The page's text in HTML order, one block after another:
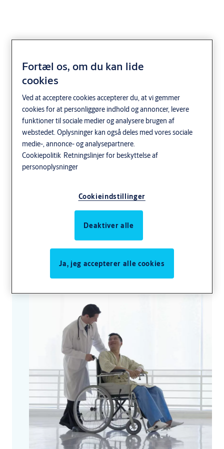
Adgangskontrol og
låsesystemer til
sundhedssektoren
Vi hjælper med at skabe sterile, sikre
sundhedssektoren. Hold hospitaler,
sundhedscentre og apoteker klar til hvad
som helst med antibakterielle døroverflader,
forseglede miljøer og berøringsfrie
Fortæl os, om du kan lide
cookies
Ved at acceptere cookies accepterer du, at vi gemmer
cookies for at personliggøre indhold og annoncer, levere
funktioner til sociale medier og analysere brugen af
webstedet. Oplysninger kan også deles med vores sociale
medie-, annonce- og analysepartnere.
Cookiepolitik Retningslinjer for beskyttelse af
personoplysninger
Cookieindstillinger
Deaktiver alle
Ja, jeg accepterer alle cookies